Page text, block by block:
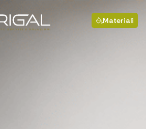
Materiali